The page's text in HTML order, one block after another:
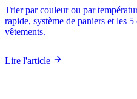
Trier par couleur ou par
rapide, système de paniers et les
vêtements.
Lire l'article